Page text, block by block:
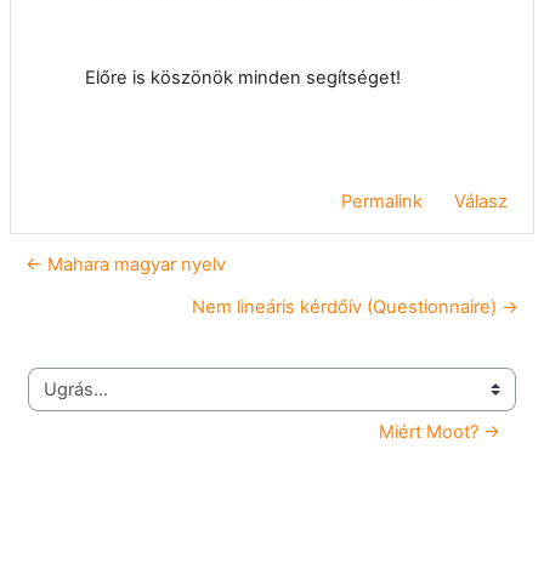
Előre is köszönök minden segítséget!
Permalink Válasz
← Mahara magyar nyelv
Nem lineáris kérdőív (Questionnaire) →
Ugrás...
Miért Moot? →